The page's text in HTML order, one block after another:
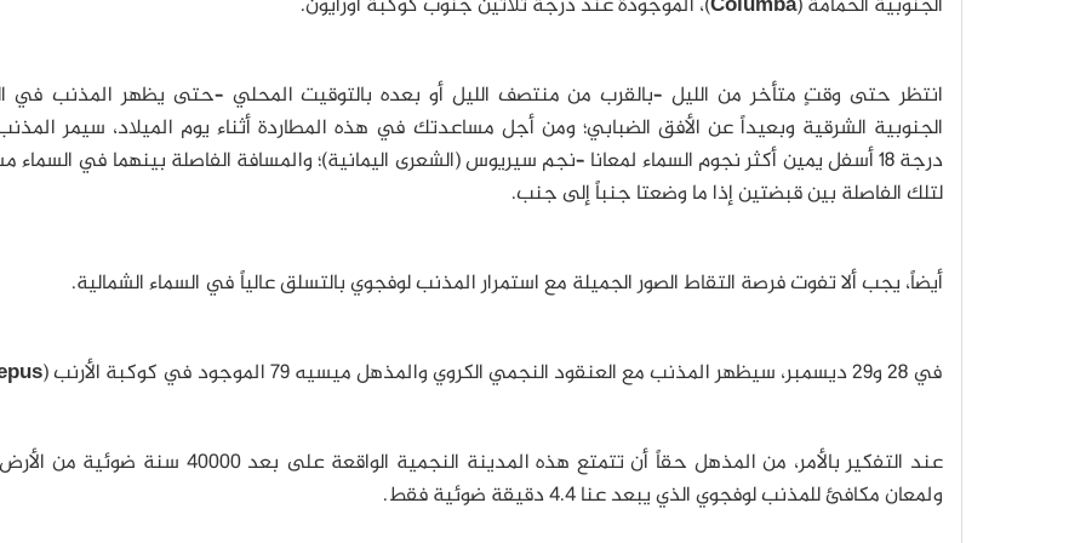
انتظر حتى وقتٍ متأخر من الليل –بالقرب من منتصف الليل أو بعده بالتوقيت المحلي –حتى يظهر المذنب في
الجنوبية الشرقية وبعيداً عن الأفق الضبابي؛ ومن أجل مساعدتك في هذه المطاردة أثناء يوم الميلاد، سيمر
درجة 18 أسفل يمين أكثر نجوم السماء لمعانا –نجم سيريوس (الشعرى اليمانية)؛ والمسافة الفاصلة بينهما في السماء
لتلك الفاصلة بين قبضتين إذا ما وضعتا جنباً إلى جنب.
أيضاً، يجب ألا تفوت فرصة التقاط الصور الجميلة مع استمرار المذنب لوفجوي بالتسلق عالياً في السماء الشمالية.
في 28 و29 ديسمبر، سيظهر المذنب مع العنقود النجمي الكروي والمذهل ميسيه 79 الموجود في كوكبة الأرنب (
عند التفكير بالأمر، من المذهل حقاً أن تتمتع هذه المدينة النجمية الواقعة على بعد
ولمعان مكافئ للمذنب لوفجوي الذي يبعد عنا 4.4 دقيقة ضوئية فقط.